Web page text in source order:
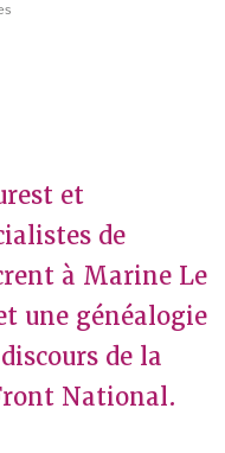
et
de
à Marine Le
une généalogie
de la
National.